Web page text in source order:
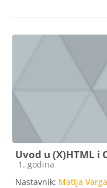
Uvod u (X)HTML i
Kategorija e-kolegija
1. godina
Nastavnik: Matija Varga